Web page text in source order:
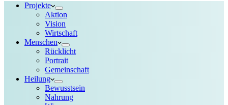
Projekte
Aktion
Vision
Wirtschaft
Menschen
Rücklicht
Portrait
Gemeinschaft
Heilung
Bewusstsein
Nahrung